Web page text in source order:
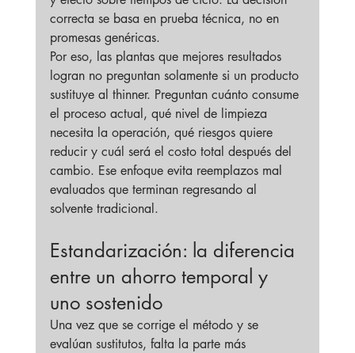
correcta se basa en prueba técnica, no en
promesas genéricas.
Por eso, las plantas que mejores resultados
logran no preguntan solamente si un producto
sustituye al thinner. Preguntan cuánto consume
el proceso actual, qué nivel de limpieza
necesita la operación, qué riesgos quiere
reducir y cuál será el costo total después del
cambio. Ese enfoque evita reemplazos mal
evaluados que terminan regresando al
solvente tradicional.
Estandarización: la diferencia
entre un ahorro temporal y
uno sostenido
Una vez que se corrige el método y se
evalúan sustitutos, falta la parte más